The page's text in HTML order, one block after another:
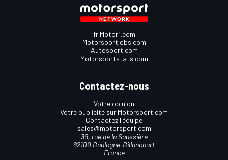
fr.Motor1.com
Motorsportjobs.com
Autosport.com
Motorsportstats.com
Contactez-nous
Votre opinion
Votre publicité sur Motorsport.com
Contactez l'équipe
sales@motorsport.com
39, rue de la Saussière
92100 Boulogne-Billancourt
France